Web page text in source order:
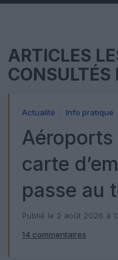
ARTICLES
CONSULTÉS
Actualité Info pratique
carte
passe au
Check
Publié le 2 août 2026 à
14 commentaires